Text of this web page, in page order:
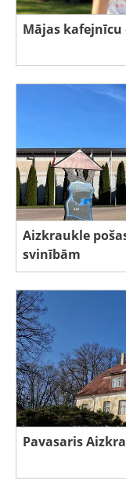
Mājas kafejnīcu
Aizkraukle
svinībām
Pavasaris